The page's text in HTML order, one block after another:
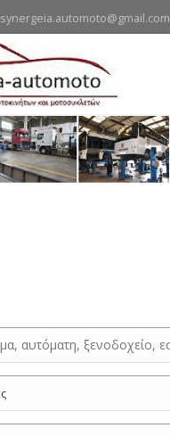
synergeia.automoto@gmail.com